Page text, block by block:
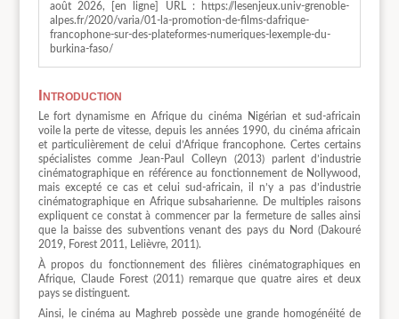
août 2026, [en ligne] URL : https://lesenjeux.univ-grenoble-
alpes.fr/2020/varia/01-la-promotion-de-films-dafrique-
francophone-sur-des-plateformes-numeriques-lexemple-du-
burkina-faso/
Introduction
Le fort dynamisme en Afrique du cinéma Nigérian et sud-africain
voile la perte de vitesse, depuis les années 1990, du cinéma africain
et particulièrement de celui d’Afrique francophone. Certes certains
spécialistes comme Jean-Paul Colleyn (2013) parlent d’industrie
cinématographique en référence au fonctionnement de Nollywood,
mais excepté ce cas et celui sud-africain, il n’y a pas d’industrie
cinématographique en Afrique subsaharienne. De multiples raisons
expliquent ce constat à commencer par la fermeture de salles ainsi
que la baisse des subventions venant des pays du Nord (Dakouré
2019, Forest 2011, Lelièvre, 2011).
À propos du fonctionnement des filières cinématographiques en
Afrique, Claude Forest (2011) remarque que quatre aires et deux
pays se distinguent.
Ainsi, le cinéma au Maghreb possède une grande homogénéité de